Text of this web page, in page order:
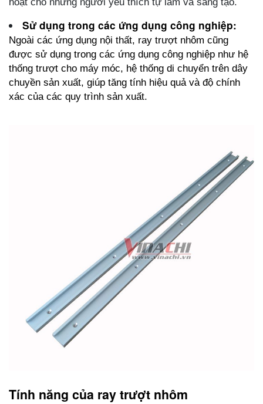
Sử dụng trong các ứng dụng công nghiệp:
Ngoài các ứng dụng nội thất, ray trượt nhôm cũng
được sử dụng trong các ứng dụng công nghiệp như hệ
thống trượt cho máy móc, hệ thống di chuyển trên dây
chuyền sản xuất, giúp tăng tính hiệu quả và độ chính
xác của các quy trình sản xuất.
Tính năng của ray trượt nhôm